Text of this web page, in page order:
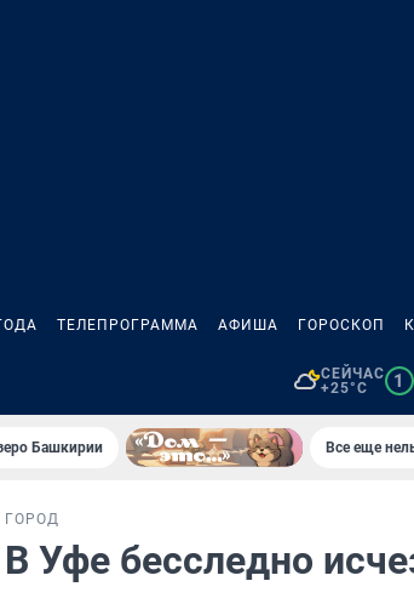
ТЕЛЕПРОГРАММА АФИША ГОРОСКОП
СЕЙЧАС
+25°C
1
Башкирии Все еще
ГОРОД
В Уфе бесследно